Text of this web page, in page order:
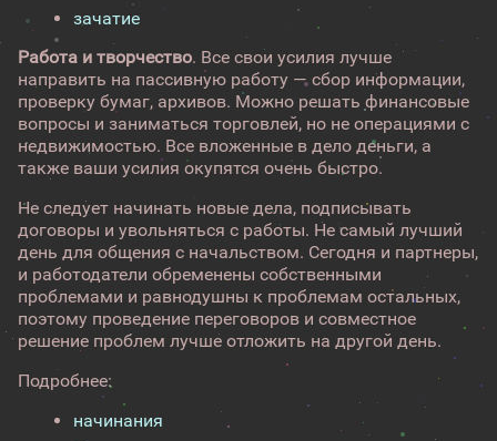
зачатие
Работа и творчество. Все свои усилия лучше
направить на пассивную работу — сбор информации,
проверку бумаг, архивов. Можно решать финансовые
вопросы и заниматься торговлей, но не операциями с
недвижимостью. Все вложенные в дело деньги, а
также ваши усилия окупятся очень быстро.
Не следует начинать новые дела, подписывать
договоры и увольняться с работы. Не самый лучший
день для общения с начальством. Сегодня и партнеры,
и работодатели обременены собственными
проблемами и равнодушны к проблемам остальных,
поэтому проведение переговоров и совместное
решение проблем лучше отложить на другой день.
Подробнее:
начинания